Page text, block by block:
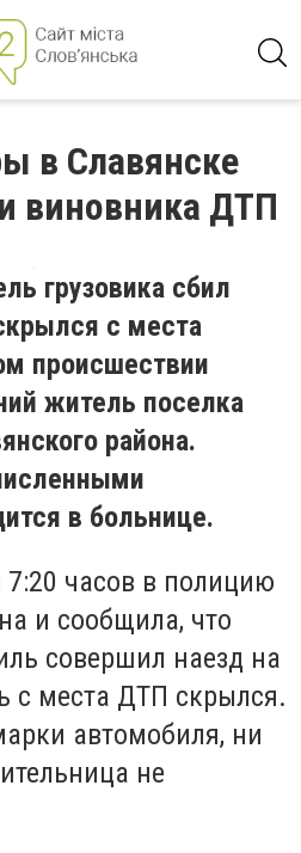
в Славянске
виновника ДТП
грузовика сбил
с места
происшествии
житель поселка
района.
в больнице.
7:20 часов в полицию
и сообщила, что
совершил наезд на
с места ДТП скрылся.
автомобиля, ни
не